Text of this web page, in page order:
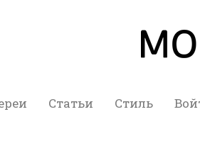
Статьи Стиль